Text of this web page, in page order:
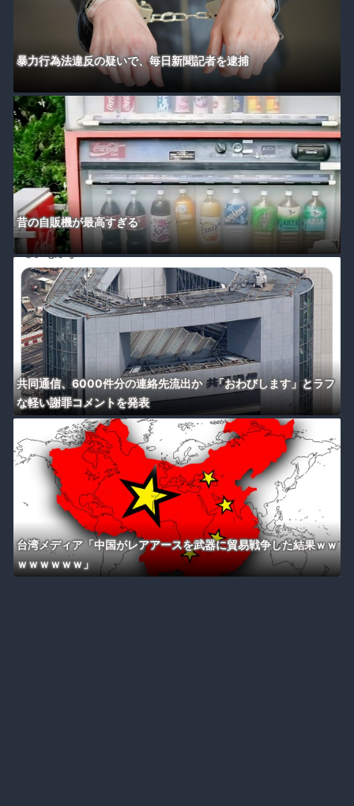
暴力行為法違反の疑いで、毎日新聞記者を逮捕
昔の自販機が最高すぎる
共同通信、6000件分の連絡先流出か 「おわびします」とラフ
な軽い謝罪コメントを発表
台湾メディア「中国がレアアースを武器に貿易戦争した結果ｗｗ
ｗｗｗｗｗｗ」